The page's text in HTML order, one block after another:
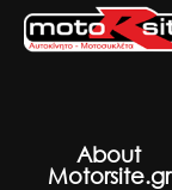
About
Motorsite.gr